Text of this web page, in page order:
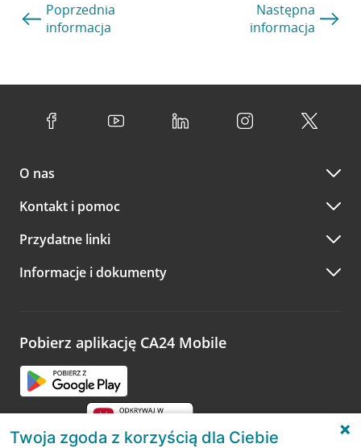
Poprzednia
informacja
Następna
informacja
O nas
Kontakt i pomoc
Przydatne linki
Informacje i dokumenty
Pobierz aplikację CA24 Mobile
Twoja zgoda z korzyścią dla Ciebie